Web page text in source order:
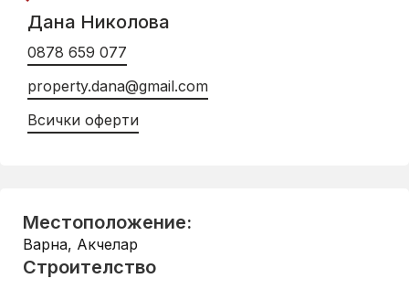
Дана Николова
0878 659 077
property.dana@gmail.com
Всички оферти
Местоположение:
Варна, Акчелар
Строителство